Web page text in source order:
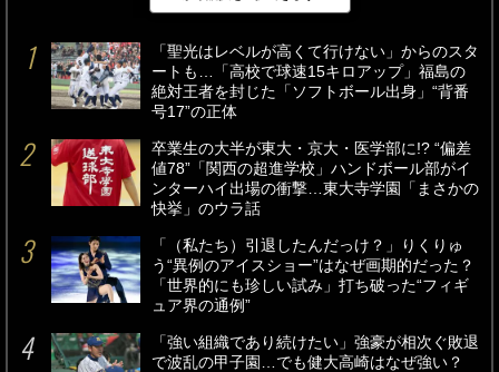
「聖光はレベルが高くて行けない」からのスタ
ートも…「高校で球速15キロアップ」福島の
絶対王者を封じた「ソフトボール出身」“背番
号17”の正体
卒業生の大半が東大・京大・医学部に!? “偏差
値78”「関西の超進学校」ハンドボール部がイ
ンターハイ出場の衝撃…東大寺学園「まさかの
快挙」のウラ話
「（私たち）引退したんだっけ？」りくりゅ
う“異例のアイスショー”はなぜ画期的だった？
「世界的にも珍しい試み」打ち破った“フィギ
ュア界の通例”
「強い組織であり続けたい」強豪が相次ぐ敗退
で波乱の甲子園…でも健大高崎はなぜ強い？